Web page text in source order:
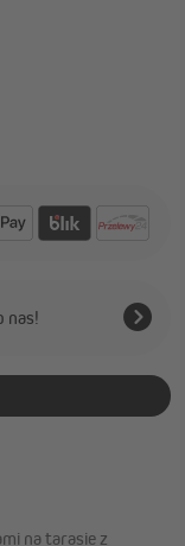
nas!
na tarasie z